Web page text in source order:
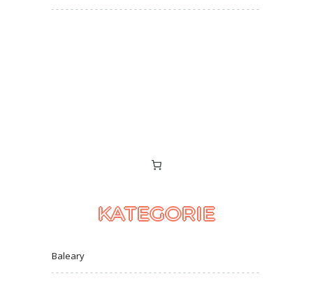
KATEGORIE
Baleary